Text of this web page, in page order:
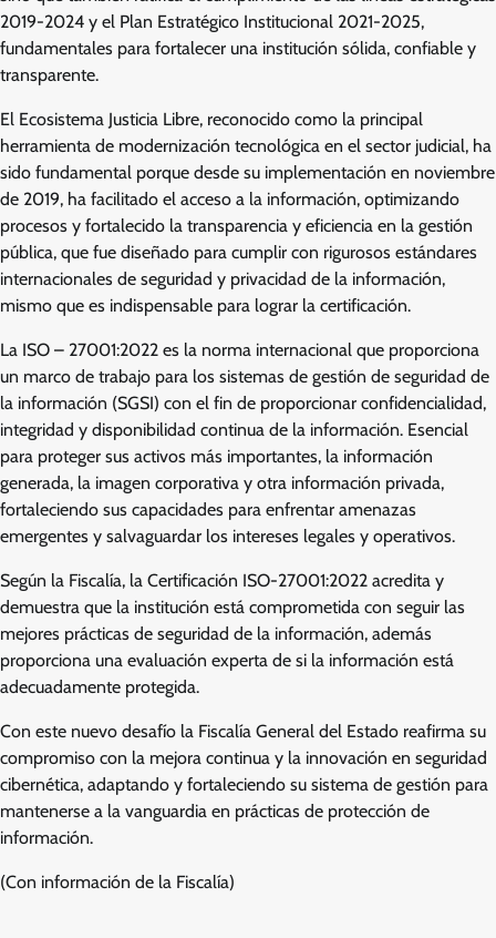
2019-2024 y el Plan Estratégico Institucional 2021-2025,
fundamentales para fortalecer una institución sólida, confiable y
transparente.
El Ecosistema Justicia Libre, reconocido como la principal
herramienta de modernización tecnológica en el sector judicial, ha
sido fundamental porque desde su implementación en noviembre
de 2019, ha facilitado el acceso a la información, optimizando
procesos y fortalecido la transparencia y eficiencia en la gestión
pública, que fue diseñado para cumplir con rigurosos estándares
internacionales de seguridad y privacidad de la información,
mismo que es indispensable para lograr la certificación.
La ISO – 27001:2022 es la norma internacional que proporciona
un marco de trabajo para los sistemas de gestión de seguridad de
la información (SGSI) con el fin de proporcionar confidencialidad,
integridad y disponibilidad continua de la información. Esencial
para proteger sus activos más importantes, la información
generada, la imagen corporativa y otra información privada,
fortaleciendo sus capacidades para enfrentar amenazas
emergentes y salvaguardar los intereses legales y operativos.
Según la Fiscalía, la Certificación ISO-27001:2022 acredita y
demuestra que la institución está comprometida con seguir las
mejores prácticas de seguridad de la información, además
proporciona una evaluación experta de si la información está
adecuadamente protegida.
Con este nuevo desafío la Fiscalía General del Estado reafirma su
compromiso con la mejora continua y la innovación en seguridad
cibernética, adaptando y fortaleciendo su sistema de gestión para
mantenerse a la vanguardia en prácticas de protección de
información.
(Con información de la Fiscalía)